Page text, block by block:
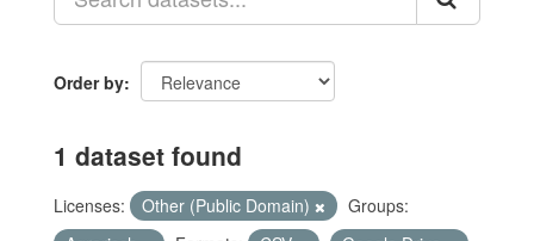
Order by
1 dataset found
Licenses: Other (Public Domain)
Groups: